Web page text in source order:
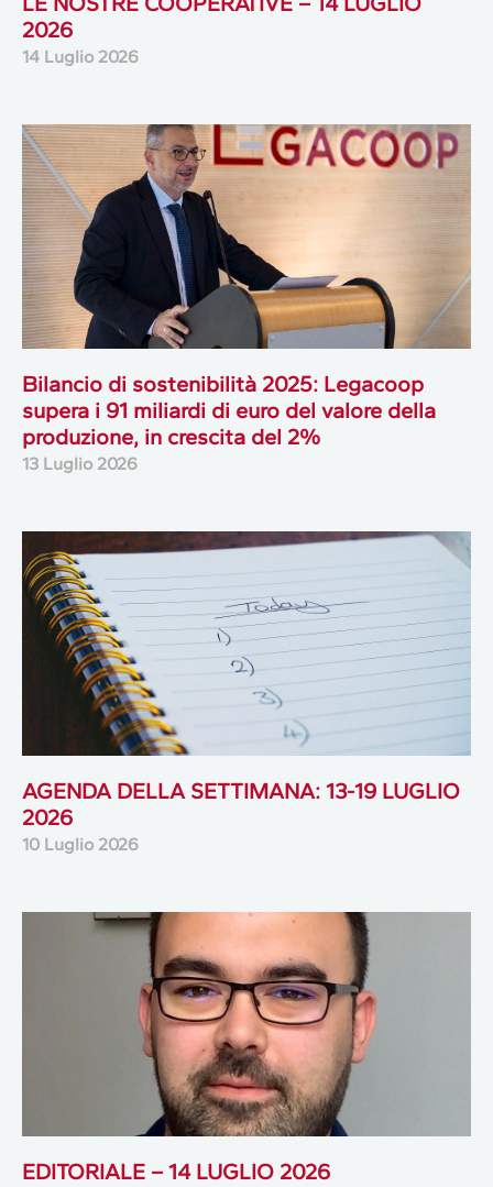
2026
14 Luglio 2026
Bilancio di sostenibilità 2025: Legacoop
supera i 91 miliardi di euro del valore della
produzione, in crescita del 2%
13 Luglio 2026
AGENDA DELLA SETTIMANA: 13-19 LUGLIO
2026
10 Luglio 2026
EDITORIALE – 14 LUGLIO 2026